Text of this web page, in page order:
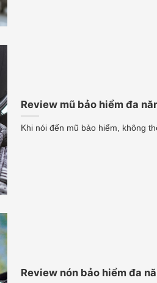
Review mũ bảo hiểm đa
Khi nói đến mũ bảo hiểm, không
Review nón bảo hiểm đa